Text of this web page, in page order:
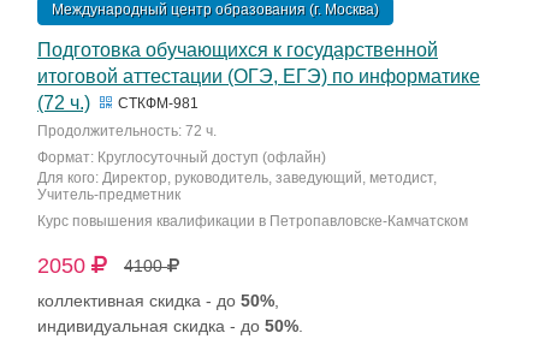
Международный центр образования (г. Москва)
Подготовка обучающихся к государственной
итоговой аттестации (ОГЭ, ЕГЭ) по информатике
(72 ч.)
СТКФМ-981
Продолжительность: 72 ч.
Формат: Круглосуточный доступ (офлайн)
Для кого: Директор, руководитель, заведующий, методист,
Учитель-предметник
Курс повышения квалификации в Петропавловске-Камчатском
2050
4100
коллективная скидка - до 50%
индивидуальная скидка - до 50%